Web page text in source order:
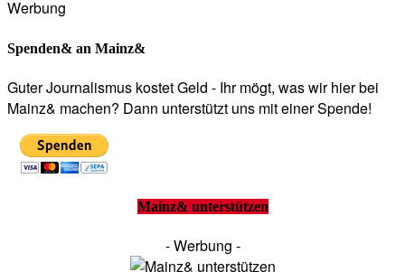
Werbung
Spenden& an Mainz&
Guter Journalismus kostet Geld - Ihr mögt, was wir hier bei
Mainz& machen? Dann unterstützt uns mit einer Spende!
Mainz& unterstützen
- Werbung -